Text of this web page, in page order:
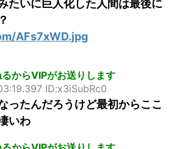
たいに巨人化した人間は最後に
AFs7xWD.jpg
からVIPがお送りします
ID:x3iSubRc0
ったんだろうけど最初からここ
いわ